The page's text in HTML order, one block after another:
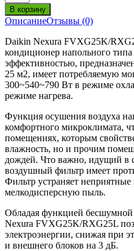
ОписаниеОтзывы (0)
Daikin Nexura FVXG25K/
кондиционер напольного
эффективностью,
25 м2, имеет потребляемую
300~540~790 Вт в режиме
режиме нагрева.
Функция осушения воздуха
комфортного микроклимата,
помещениях, которым
влажность, но и прочим
дождей. Что важно, идущий в
воздушный фильтр имеет
Фильтр устраняет
мелкодисперсную пыль.
Обладая функцией
Nexura FVXG25K/RXG25L
электроэнергии, снижая при
и внешнего блоков на 3 дБ.